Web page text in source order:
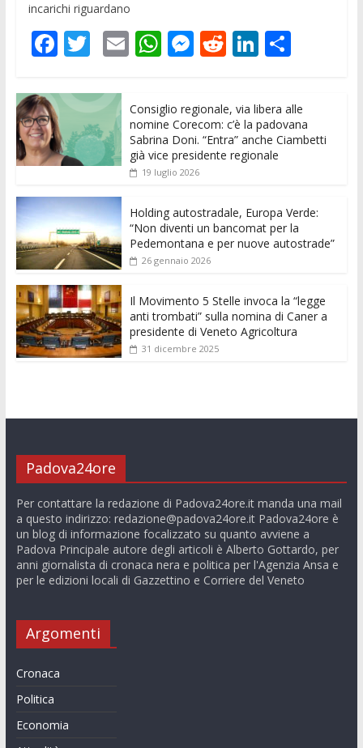
incarichi riguardano
F
e
b
o
o
k
T
itt
er
E
l
W
at
s
A
p
M
e
n
g
R
di
t
Li
k
e
dI
C
n
di
vi
Consiglio regionale, via libera alle
nomine Corecom: c’è la padovana
Sabrina Doni. “Entra” anche Ciambetti
già vice presidente regionale
19 luglio 2026
Holding autostradale, Europa Verde:
“Non diventi un bancomat per la
Pedemontana e per nuove autostrade”
26 gennaio 2026
Il Movimento 5 Stelle invoca la “legge
anti trombati” sulla nomina di Caner a
presidente di Veneto Agricoltura
31 dicembre 2025
Padova24ore
Per contattare la redazione di Padova24ore.it manda una mail
a questo indirizzo: redazione@padova24ore.itPadova24ore è
un blog di informazione focalizzato su quanto avviene a
Padova Principale autore degli articoli è Alberto Gottardo, per
anni giornalista di cronaca nera e politica per l'Agenzia Ansa e
per le edizioni locali di Gazzettino e Corriere del Veneto
Argomenti
Cronaca
Politica
Economia